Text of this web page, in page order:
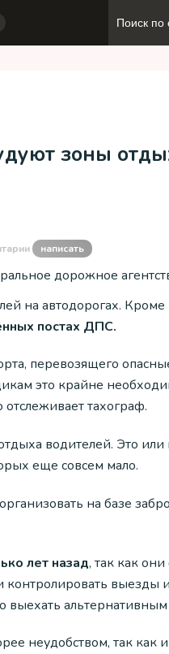
зоны
написать
дорожное
на автодорогах.
постах ДПС.
перевозящего
это крайне
отслеживает тахограф.
водителей. Это
еще совсем мало.
на базе
лет назад, так как
выезды
альтернативным
неудобством, так как